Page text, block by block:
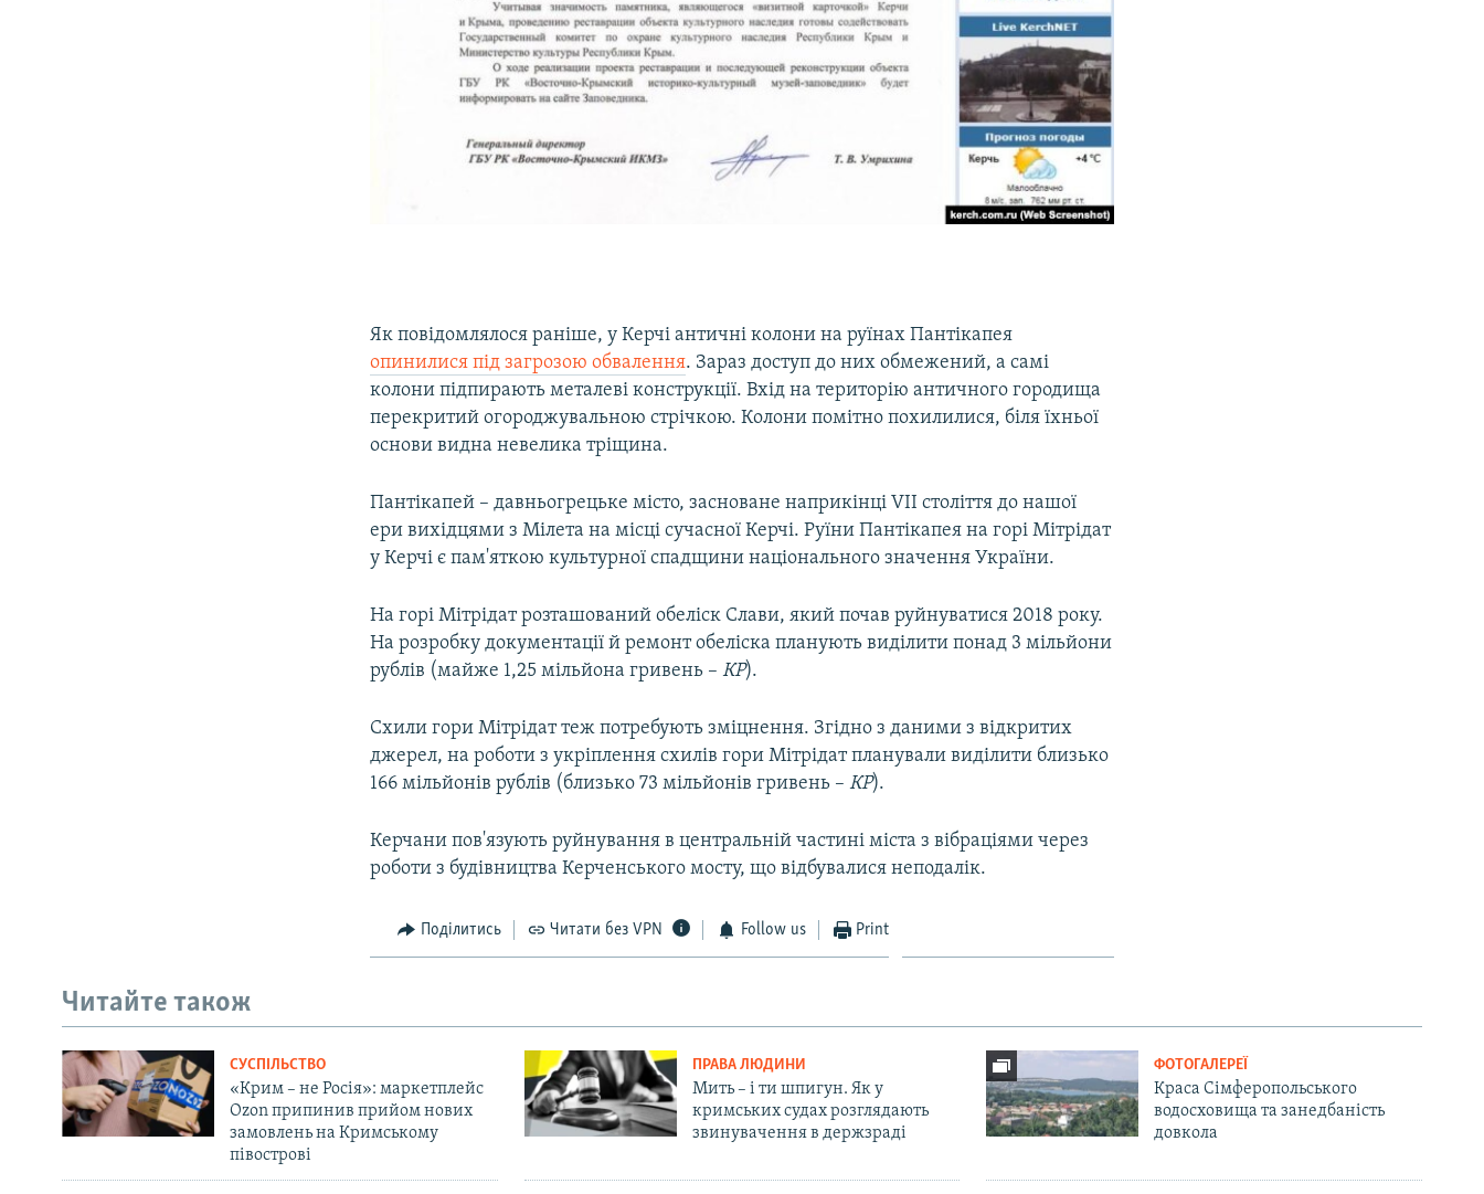
Як повідомлялося раніше, у Керчі античні колони на руїнах Пантікапея
опинилися під загрозою обвалення. Зараз доступ до них обмежений, а самі
колони підпирають металеві конструкції. Вхід на територію античного городища
перекритий огороджувальною стрічкою. Колони помітно похилилися, біля їхньої
основи видна невелика тріщина.
Пантікапей – давньогрецьке місто, засноване наприкінці VII століття до нашої
ери вихідцями з Мілета на місці сучасної Керчі. Руїни Пантікапея на горі Мітрідат
у Керчі є пам'яткою культурної спадщини національного значення України.
На горі Мітрідат розташований обеліск Слави, який почав руйнуватися 2018 року.
На розробку документації й ремонт обеліска планують виділити понад 3 мільйони
рублів (майже 1,25 мільйона гривень –КР).
Схили гори Мітрідат теж потребують зміцнення. Згідно з даними з відкритих
джерел, на роботи з укріплення схилів гори Мітрідат планували виділити близько
166 мільйонів рублів (близько 73 мільйонів гривень –КР).
Керчани пов'язують руйнування в центральній частині міста з вібраціями через
роботи з будівництва Керченського мосту, що відбувалися неподалік.
Поділитись Читати без VPN Follow us Print
Читайте також
СУСПІЛЬСТВО
«Крим – не Росія»: маркетплейс
Ozon припинив прийом нових
замовлень на Кримському
півострові
ПРАВА ЛЮДИНИ
Мить – і ти шпигун. Як у
кримських судах розглядають
звинувачення в держзраді
ФОТОГАЛЕРЕЇ
Краса Сімферопольського
водосховища та занедбаність
довкола